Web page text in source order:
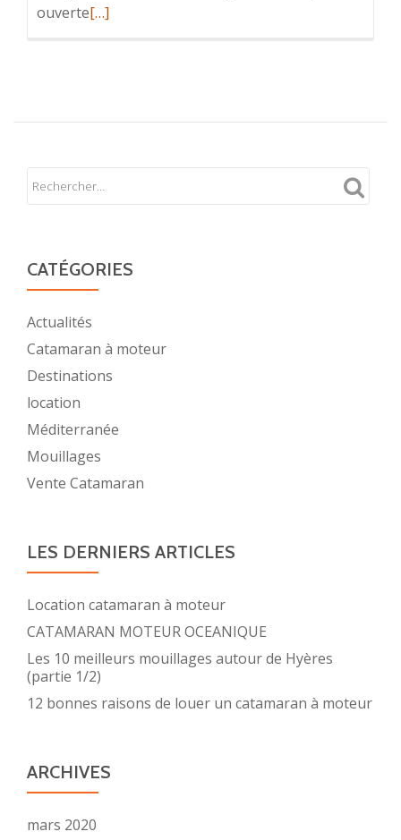
ouverteEn
[…]
CATÉGORIES
Actualités
Catamaran à moteur
Destinations
location
Méditerranée
Mouillages
Vente Catamaran
LES DERNIERS ARTICLES
Location catamaran à moteur
CATAMARAN MOTEUR OCEANIQUE
Les 10 meilleurs mouillages autour de Hyères
(partie 1/2)
12 bonnes raisons de louer un catamaran à moteur
ARCHIVES
mars 2020